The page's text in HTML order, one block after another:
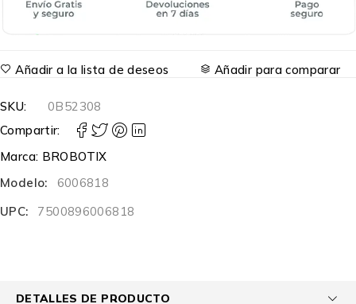
Añadir a la lista de deseos Añadir para comparar
SKU:
0B52308
Compartir:
Marca: BROBOTIX
Modelo:
6006818
UPC:
7500896006818
DETALLES DE PRODUCTO